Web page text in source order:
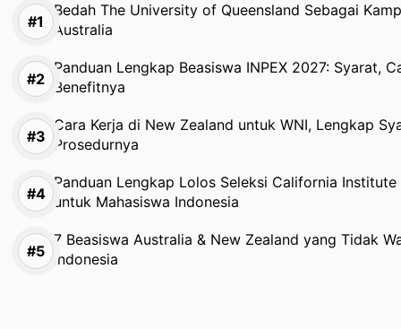
Bedah The University of Queensland Sebagai
Australia
Panduan Lengkap Beasiswa INPEX 2027: Syarat,
Benefitnya
Cara Kerja di New Zealand untuk WNI, Lengkap
Prosedurnya
Panduan Lengkap Lolos Seleksi California
untuk Mahasiswa Indonesia
7 Beasiswa Australia & New Zealand yang Tidak
Indonesia